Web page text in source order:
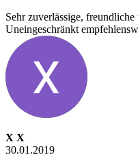
Sehr zuverlässige,
Uneingeschränkt
X X
30.01.2019